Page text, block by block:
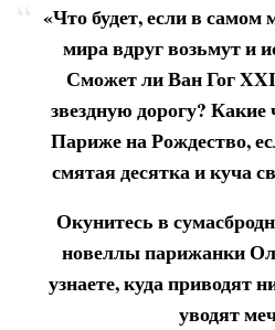
«Что будет, если в самом
мира вдруг возьмут и
Сможет ли Ван Гог
звездную дорогу? Какие
Париже на Рождество,
смятая десятка и куча
Окунитесь в
новеллы парижанки
узнаете, куда приводят
уводят